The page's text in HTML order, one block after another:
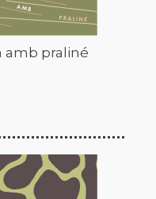
amb praliné